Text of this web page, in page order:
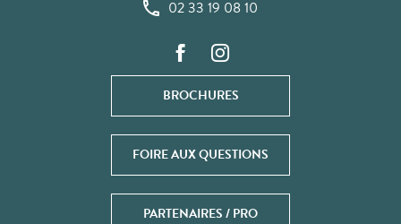
02 33 19 08 10
BROCHURES
FOIRE AUX QUESTIONS
PARTENAIRES / PRO